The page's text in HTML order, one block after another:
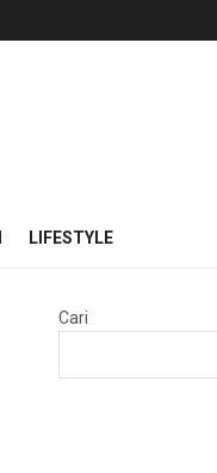
LIFESTYLE
Cari